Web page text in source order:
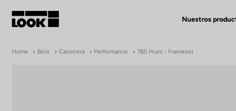
Nuestros
Home Bicis Carretera Performance 785 Huez - Frameset